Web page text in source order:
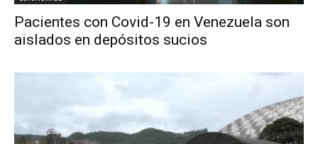
Pacientes con Covid-19 en Venezuela son
aislados en depósitos sucios